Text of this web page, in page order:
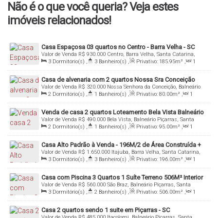
retorno.
💬 Entre em contato agora mesmo e agende uma visita.
investimento perfeito pode ser seu!
Não é o que você queria? Veja estes
imóveis relacionados!
Casa Espaçosa 03 quartos no Centro - Barra Velha - SC
R$ 930.000
Valor de Venda
Centro, Barra Velha, Santa Catarina,
Brasil
3 Dormitório(s) , 3 Banheiro(s) , Privativo: 185.95m² ,
1
Sala(s) , 1 Suíte(s) , Total: 357.00m² , 4 Vaga(s) ,
Útil:
185
m²
Casa de alvenaria com 2 quartos Nossa Sra Conceição
Baln Piçarras R$ 320.000
Valor de Venda
Nossa Senhora da Conceição, Balneário
Piçarras, Santa Catarina, Brasil
2 Dormitório(s) , 1 Banheiro(s) , Privativo: 80.00m² ,
1
Sala(s) , Total: 252.00m² , 1 Vaga(s) , 4mDistância do Mar ,
Útil:
252 .00 Terreno: 252 .00 Fundos: 17.00 m ,
Frente:
17.00m , Lado Direito: 15.00m , Lado Esquerdo: 15.00m
Venda de casa 2 quartos Loteamento Bela Vista Balneário
Piçarras
R$ 490.000
Valor de Venda
Bela Vista, Balneário Piçarras, Santa
Catarina, Brasil
2 Dormitório(s) , 1 Banheiro(s) , Privativo: 95.00m² ,
1
Sala(s) , Total: 300.00m² , 2 Vaga(s) , 2000mDistância do Mar
,
Útil: 95 .00 m² , Terreno: 300.00m² , Fundos: 20 m
Frente: 20.00 m , Lado Direito: 15.00m , Lado Esquerdo: 15.00 m
Casa Alto Padrão à Venda - 196M/2 de Área Construída +
Área de Edícula
R$ 1.650.000
Valor de Venda
Itajuba, Barra Velha, Santa Catarina,
Brasil
3 Dormitório(s) , 3 Banheiro(s) , Privativo: 196.00m² ,
1
Sala(s) , 1 Suíte(s) , Total: 196.00m² , 4 Vaga(s) ,
Útil:
196
Casa com Piscina 3 Quartos 1 Suíte Terreno 506M² Interior
de Baln Piçarras Sc
R$ 560.000
Valor de Venda
São Braz, Balneário Piçarras, Santa
Catarina, Brasil
3 Dormitório(s) , 2 Banheiro(s) , Privativo: 506.00m² ,
1
Sala(s) , 1 ~ 2 Suíte(s) , Total: 506.00m² , 3 Vaga(s) ,
9000m
Distância do Mar
Útil: 350 .00 Terreno: 506 .00
Fundos: 18.00m , Frente: 18.00m , Lado Direito: 28 .00m
Casa 2 quartos sendo 1 suite em Piçarras - SC